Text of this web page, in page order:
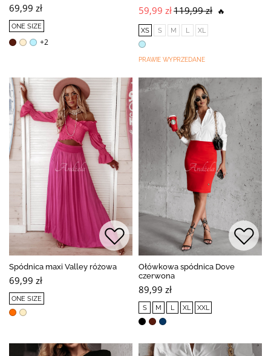
69,99 zł
ONE SIZE
+2
59,99 zł119,99 zł 🔥
XS S M L XL
PRAWIE WYPRZEDANE
Spódnica maxi Valley różowa
69,99 zł
ONE SIZE
Ołówkowa spódnica Dove
czerwona
89,99 zł
S M L XL XXL